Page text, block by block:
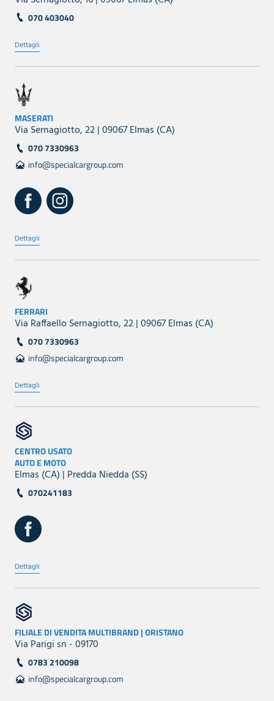
070 403040
Dettagli
MASERATI
Via Sernagiotto, 22 | 09067 Elmas (CA)
070 7330963
info@specialcargroup.com
Dettagli
FERRARI
Via Raffaello Sernagiotto, 22 | 09067 Elmas (CA)
070 7330963
info@specialcargroup.com
Dettagli
CENTRO USATO
AUTO E MOTO
Elmas (CA) | Predda Niedda (SS)
070241183
Dettagli
FILIALE DI VENDITA MULTIBRAND | ORISTANO
Via Parigi sn - 09170
0783 210098
info@specialcargroup.com